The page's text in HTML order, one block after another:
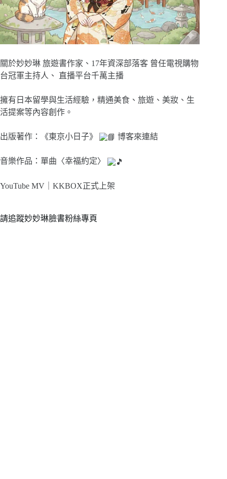
關於妙妙琳 旅遊書作家、17年資深部落客 曾任電視購物
台冠軍主持人、 直播平台千萬主播
擁有日本留學與生活經驗，精通美食、旅遊、美妝、生
活提案等內容創作。
出版著作：《東京小日子》 博客來連結
音樂作品：單曲〈幸福約定〉
YouTube MV｜ KKBOX正式上架
請追蹤妙妙琳臉書粉絲專頁